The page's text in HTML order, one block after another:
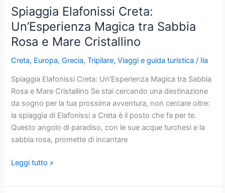
Creta:
Scopri
la
Sabbia
ed
il
mare
cristallino
Spiaggia Elafonissi Creta:
Un’Esperienza Magica tra Sabbia
Rosa e Mare Cristallino
Creta, Europa,Grecia,Tripilare,Viaggi e guida turistica / Ila
Spiaggia Elafonissi Creta: Un’Esperienza Magica tra Sabbia
Rosa e Mare Cristallino Se stai cercando una destinazione
da sogno per la tua prossima avventura, non cercare oltre:
la spiaggia di Elafonissi a Creta è il posto che fa per te.
Questo angolo di paradiso, con le sue acque turchesi e la
sabbia rosa, promette di incantare
Spiaggia
Creta:
Leggi tutto »